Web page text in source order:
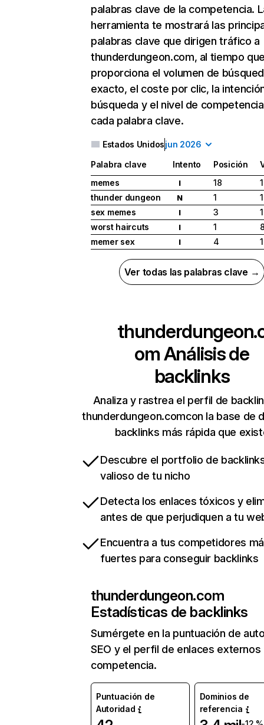
palabras clave de la competencia.
herramienta te mostrará las
palabras clave que dirigen tráfico a
thunderdungeon.com, al tiempo
proporciona el volumen de
exacto, el coste por clic, la
búsqueda y el nivel de
cada palabra clave.
Estados Unidosjun 2026
Palabra clave Intento Posición
memes
I 18
thunder dungeon
N 1
sex memes
I 3
worst haircuts
I 1
memer sex
I 4
Ver todas las palabras clave →
omAnálisis de
backlinks
Analiza y rastrea el perfil de
thunderdungeon.comcon la base de
backlinks más rápida que
Descubre el portfolio de
valioso de tu nicho
Detecta los enlaces tóxicos y
antes de que perjudiquen a tu
Encuentra a tus competidores
fuertes para conseguir backlinks
thunderdungeon.com
Estadísticas de backlinks
Sumérgete en la puntuación de
SEO y el perfil de enlaces externos
competencia.
Puntuación de
Autoridad
Dominios de
referencia